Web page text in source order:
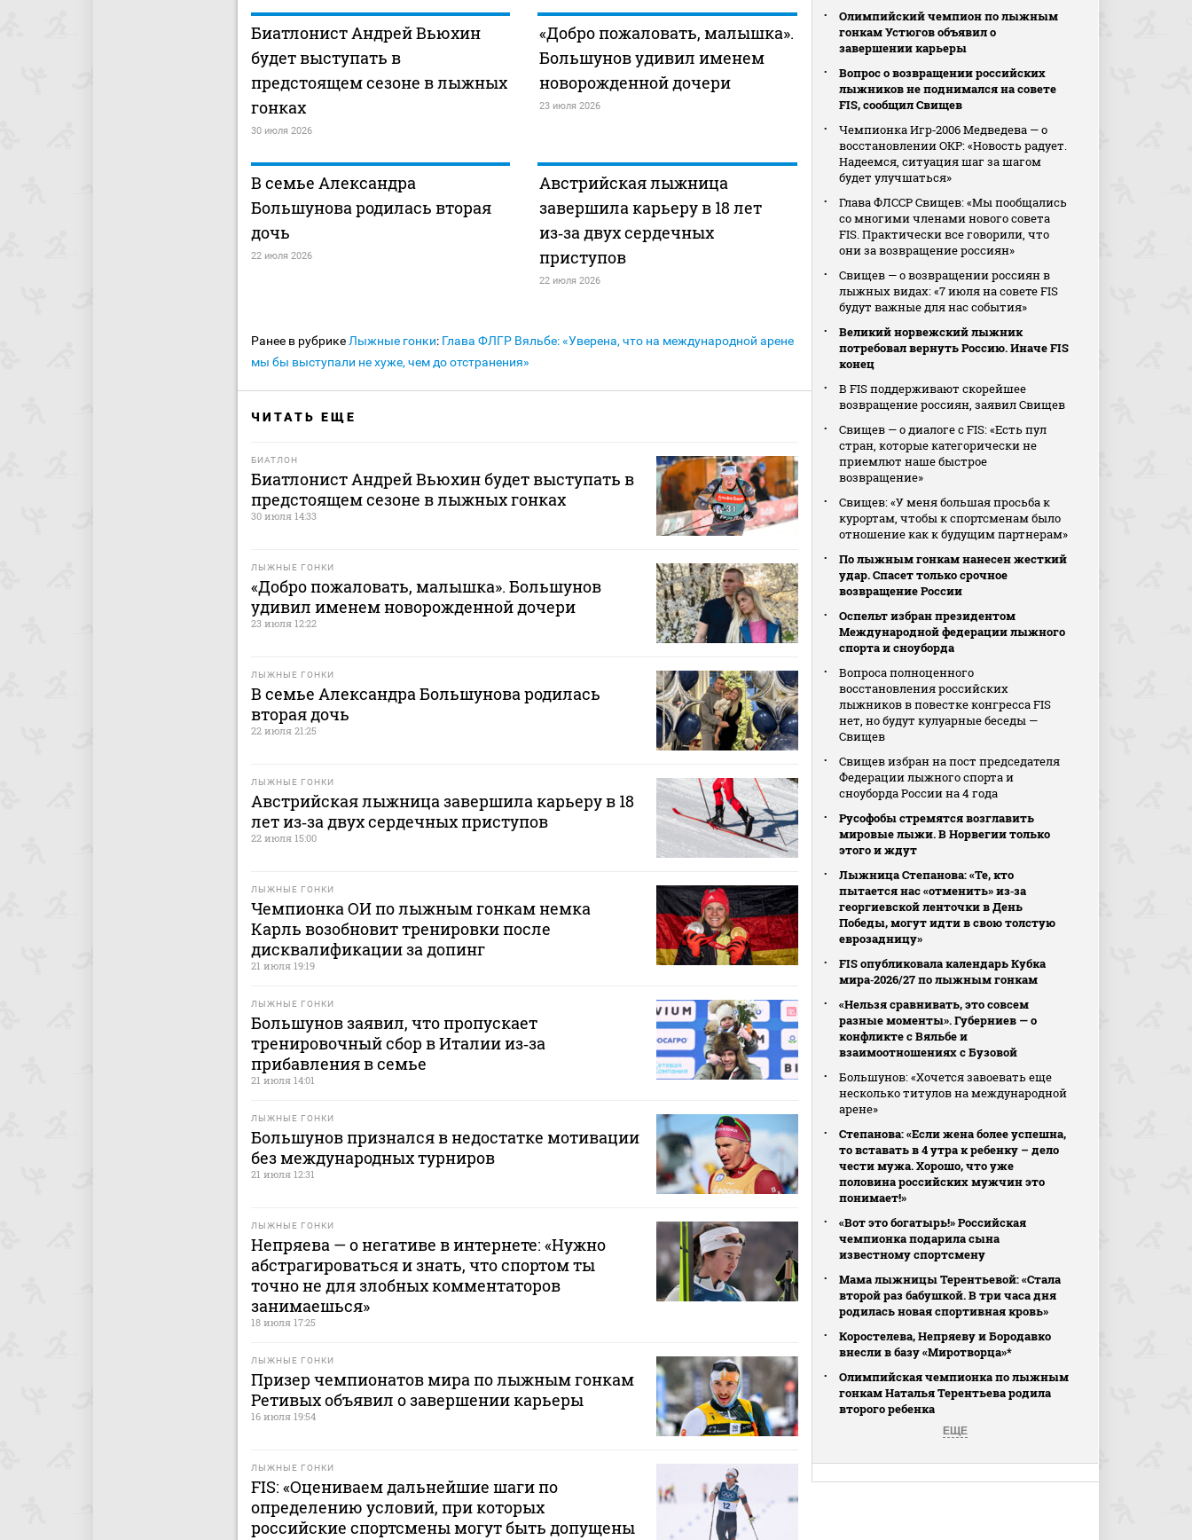
Биатлонист Андрей Вьюхин
будет выступать в
предстоящем сезоне в лыжных
гонках
30 июля 2026
«Добро пожаловать, малышка».
Большунов удивил именем
новорожденной дочери
23 июля 2026
В семье Александра
Большунова родилась вторая
дочь
22 июля 2026
Австрийская лыжница
завершила карьеру в 18 лет
из‑за двух сердечных
приступов
22 июля 2026
Ранее в рубрикеЛыжные гонки: Глава ФЛГР Вяльбе: «Уверена, что на международной арене
мы бы выступали не хуже, чем до отстранения»
ЧИТАТЬ ЕЩЕ
БИАТЛОН
Биатлонист Андрей Вьюхин будет выступать в
предстоящем сезоне в лыжных гонках
30 июля 14:33
ЛЫЖНЫЕ ГОНКИ
«Добро пожаловать, малышка». Большунов
удивил именем новорожденной дочери
23 июля 12:22
ЛЫЖНЫЕ ГОНКИ
В семье Александра Большунова родилась
вторая дочь
22 июля 21:25
ЛЫЖНЫЕ ГОНКИ
Австрийская лыжница завершила карьеру в 18
лет из‑за двух сердечных приступов
22 июля 15:00
ЛЫЖНЫЕ ГОНКИ
Чемпионка ОИ по лыжным гонкам немка
Карль возобновит тренировки после
дисквалификации за допинг
21 июля 19:19
ЛЫЖНЫЕ ГОНКИ
Большунов заявил, что пропускает
тренировочный сбор в Италии из‑за
прибавления в семье
21 июля 14:01
ЛЫЖНЫЕ ГОНКИ
Большунов признался в недостатке мотивации
без международных турниров
21 июля 12:31
ЛЫЖНЫЕ ГОНКИ
Непряева — о негативе в интернете: «Нужно
абстрагироваться и знать, что спортом ты
точно не для злобных комментаторов
занимаешься»
18 июля 17:25
ЛЫЖНЫЕ ГОНКИ
Призер чемпионатов мира по лыжным гонкам
Ретивых объявил о завершении карьеры
16 июля 19:54
ЛЫЖНЫЕ ГОНКИ
FIS: «Оцениваем дальнейшие шаги по
определению условий, при которых
российские спортсмены могут быть допущены
Олимпийский чемпион по лыжным
гонкам Устюгов объявил о
завершении карьеры
Вопрос о возвращении российских
лыжников не поднимался на совете
FIS, сообщил Свищев
Чемпионка Игр‑2006 Медведева — о
восстановлении ОКР: «Новость радует.
Надеемся, ситуация шаг за шагом
будет улучшаться»
Глава ФЛССР Свищев: «Мы пообщались
со многими членами нового совета
FIS. Практически все говорили, что
они за возвращение россиян»
Свищев — о возвращении россиян в
лыжных видах: «7 июля на совете FIS
будут важные для нас события»
Великий норвежский лыжник
потребовал вернуть Россию. Иначе FIS
конец
В FIS поддерживают скорейшее
возвращение россиян, заявил Свищев
Свищев — о диалоге с FIS: «Есть пул
стран, которые категорически не
приемлют наше быстрое
возвращение»
Свищев: «У меня большая просьба к
курортам, чтобы к спортсменам было
отношение как к будущим партнерам»
По лыжным гонкам нанесен жесткий
удар. Спасет только срочное
возвращение России
Оспельт избран президентом
Международной федерации лыжного
спорта и сноуборда
Вопроса полноценного
восстановления российских
лыжников в повестке конгресса FIS
нет, но будут кулуарные беседы —
Свищев
Свищев избран на пост председателя
Федерации лыжного спорта и
сноуборда России на 4 года
Русофобы стремятся возглавить
мировые лыжи. В Норвегии только
этого и ждут
Лыжница Степанова: «Те, кто
пытается нас «отменить» из‑за
георгиевской ленточки в День
Победы, могут идти в свою толстую
еврозадницу»
FIS опубликовала календарь Кубка
мира‑2026/27 по лыжным гонкам
«Нельзя сравнивать, это совсем
разные моменты». Губерниев — о
конфликте с Вяльбе и
взаимоотношениях с Бузовой
Большунов: «Хочется завоевать еще
несколько титулов на международной
арене»
Степанова: «Если жена более успешна,
то вставать в 4 утра к ребенку – дело
чести мужа. Хорошо, что уже
половина российских мужчин это
понимает!»
«Вот это богатырь!» Российская
чемпионка подарила сына
известному спортсмену
Мама лыжницы Терентьевой: «Стала
второй раз бабушкой. В три часа дня
родилась новая спортивная кровь»
Коростелева, Непряеву и Бородавко
внесли в базу «Миротворца»*
Олимпийская чемпионка по лыжным
гонкам Наталья Терентьева родила
второго ребенка
ЕЩЕ